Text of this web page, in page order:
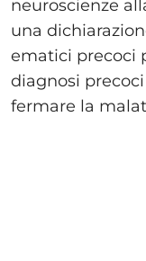
neuroscienze
una
ematici precoci
diagnosi
fermare la